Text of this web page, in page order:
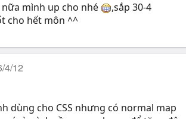
nữa mình up cho nhé
,sắp 30-4
cho hết môn ^^
4/12
dùng cho CSS nhưng có normal map